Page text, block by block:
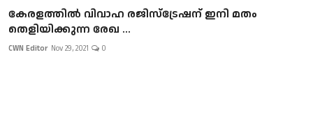
കേരളത്തിൽ വിവാഹ രജിസ്ട്രേഷന് ഇനി മതം
തെളിയിക്കുന്ന രേഖ ...
CWN Editor Nov 29, 2021 0